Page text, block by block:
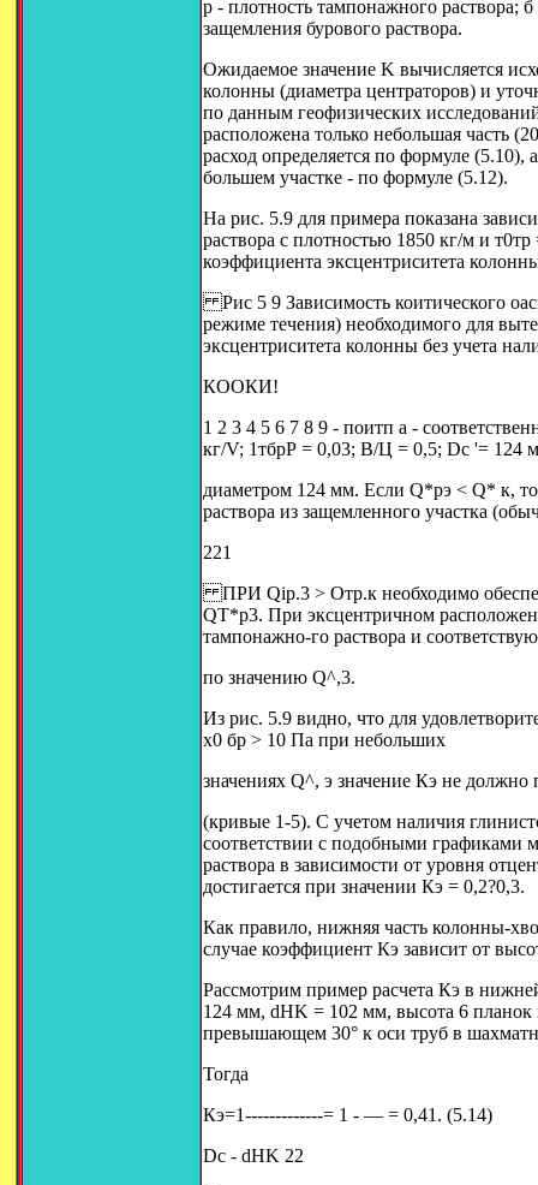
р - плотность тампонажного раствора;
защемления бурового раствора.
Ожидаемое значение K вычисляется
колонны (диаметра центраторов) и
по данным геофизических
расположена только небольшая часть
расход определяется по формуле
большем участке - по формуле (5.12).
На рис. 5.9 для примера показана
раствора с плотностью 1850 кг/м и
коэффициента эксцентриситета
Рис 5 9 Зависимость коитического
режиме течения) необходимого для
эксцентриситета колонны без учета
КООКИ!
1 2 3 4 5 6 7 8 9 - поитп а -
кг/V; 1тбрР = 0,03; В/Ц = 0,5; Dc '= 124
диаметром 124 мм. Если Q*рэ < Q* к,
раствора из защемленного участка
221
ПРИ Qip.3 > Отр.к необходимо
QT*p3. При эксцентричном
тампонажно-го раствора и
по значению Q^,3.
Из рис. 5.9 видно, что для
х0 бр > 10 Па при небольших
значениях Q^, э значение Кэ не должно
(кривые 1-5). С учетом наличия
соответствии с подобными графиками
раствора в зависимости от уровня
достигается при значении Кэ = 0,2?0,3.
Как правило, нижняя часть колонны-
случае коэффициент Кэ зависит от
Рассмотрим пример расчета Кэ в
124 мм, dHK = 102 мм, высота 6 планок
превышающем 30° к оси труб в
Тогда
Кэ=1-------------= 1 - — = 0,41. (5.14)
Dc - dHK 22